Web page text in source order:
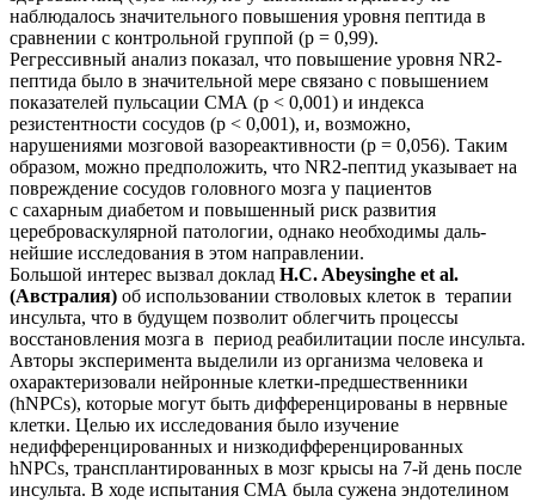
наблюдалось значительного повышения уровня пептида в
сравнении с контрольной группой (р = 0,99).
Регрессивный анализ показал, что повышение уровня NR2-
пептида было в значительной мере связано с повышением
показателей пульсации СМА (р < 0,001) и ин­декса
резистентности сосудов (р < 0,001), и, возможно,
нарушениями мозговой вазореактивности (р = 0,056). Таким
образом, можно предположить, что NR2-пептид указывает на
повреждение сосудов головного мозга у пациентов
с сахарным диабетом и повышенный риск развития
цереброваскулярной патологии, однако необходимы даль­
нейшие исследования в этом направлении.
Большой интерес вызвал доклад H.C. Abeysinghe et al.
(Австралия) об использовании стволовых клеток в терапии
инсульта, что в будущем позволит облегчить процессы
восстановления мозга в период реабилитации после инсульта.
Авторы эксперимента выделили из организма человека и
охарактеризовали нейронные клетки-предшествен­ники
(hNPCs), которые могут быть дифференцированы в нервные
клетки. Целью их исследования было изучение
недифференцированных и низкодифференцированных
hNPCs, трансплантированных в мозг крысы на 7-й день по­сле
инсульта. В ходе испытания СМА была сужена эндотелином